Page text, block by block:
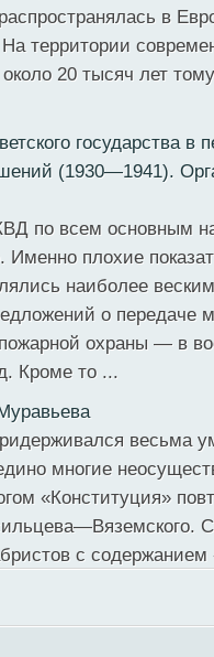
в
территории
20 тысяч лет
государства в
(1930—1941).
по всем основным
Именно плохие
наиболее
о
охра­ны — в
Кроме то ...
весьма
многие
«Конституция»
с